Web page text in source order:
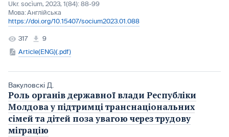
Ukr. socìum, 2023, 1(84): 88-99
Мова:Англійська
https://doi.org/10.15407/socium2023.01.088
317
9
Article(ENG)(.pdf)
Вакуловскі Д.
Роль органів державної влади Республіки
Молдова у підтримці транснаціональних
сімей та дітей поза увагою через трудову
міграцію